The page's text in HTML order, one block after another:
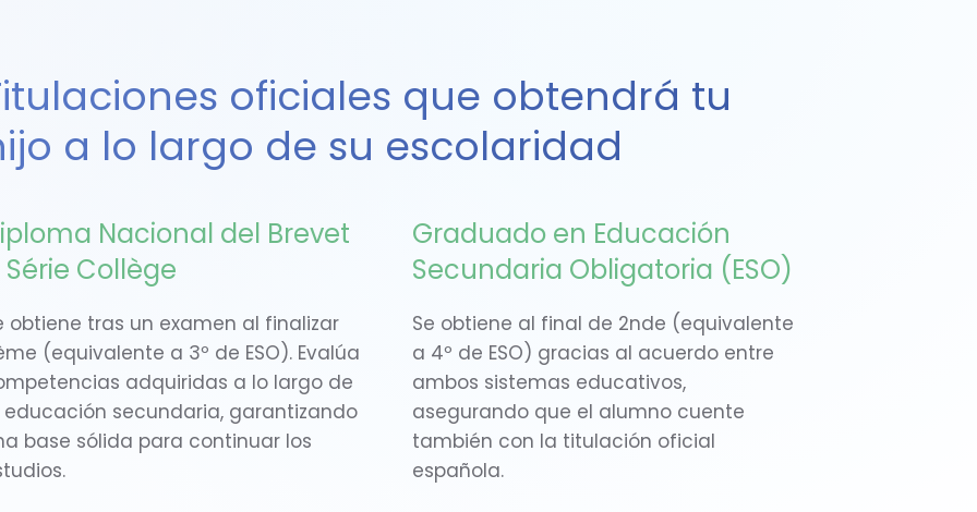
oficiales que obtendrá tu
a lo largo de su escolaridad
Nacional del Brevet
Collège
obtiene tras un examen al finalizar
(equivalente a 3º de ESO). Evalúa
adquiridas a lo largo de
secundaria, garantizando
base sólida para continuar los
Graduado en Educación
Secundaria Obligatoria (ESO)
Se obtiene al final de 2nde (equivalente
a 4º de ESO) gracias al acuerdo entre
ambos sistemas educativos,
asegurando que el alumno cuente
también con la titulación oficial
española.